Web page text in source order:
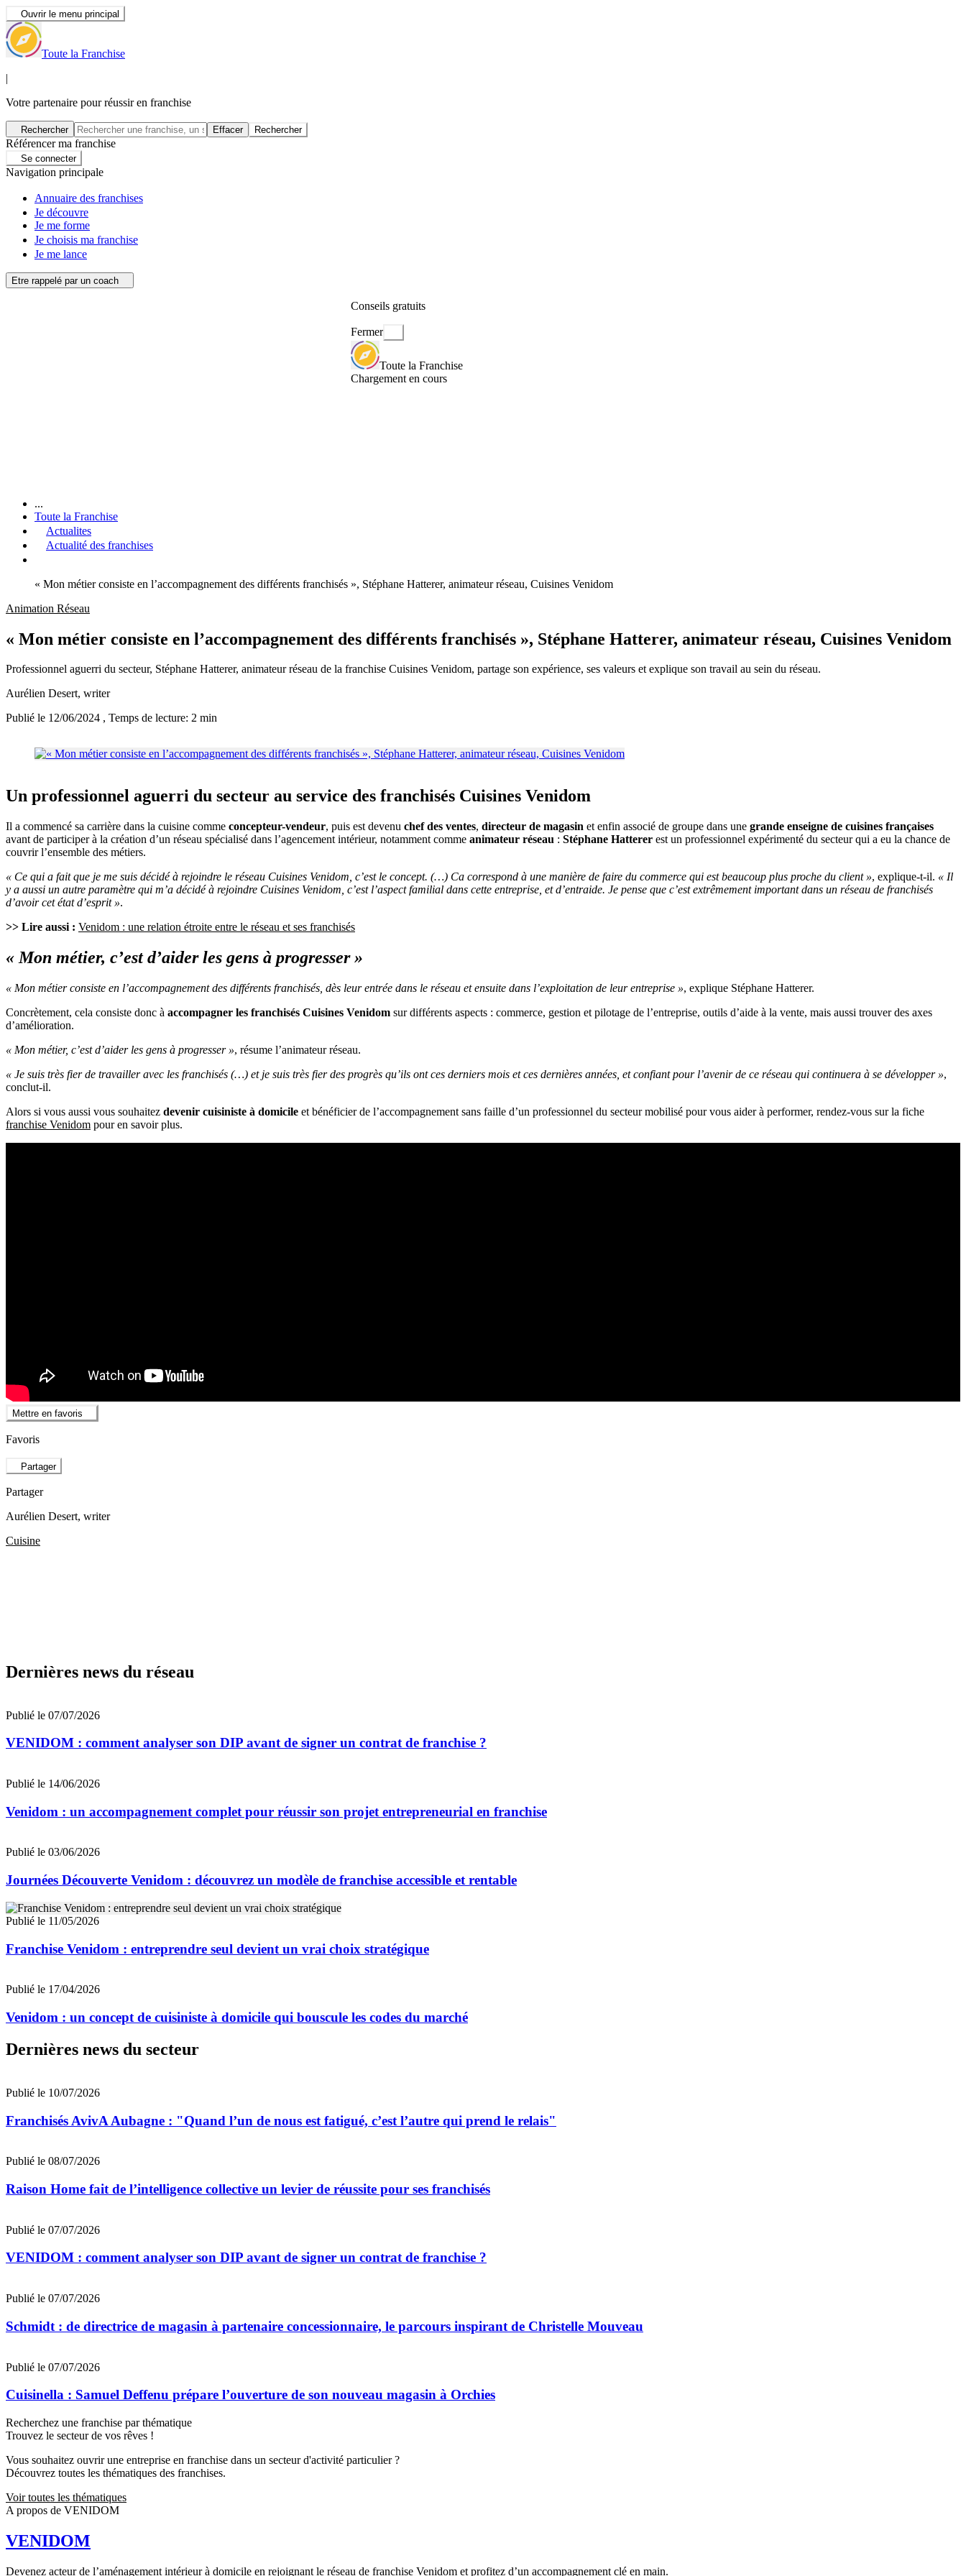
Ouvrir le menu principal
Toute la Franchise
|
Votre partenaire pour réussir en franchise
Rechercher Effacer Rechercher
Référencer ma franchise
Se connecter
Navigation principale
Annuaire des franchises
Je découvre
Je me forme
Je choisis ma franchise
Je me lance
Etre rappelé par un coach
Conseils gratuits
Fermer
Toute la Franchise
Chargement en cours
...
Toute la Franchise
Actualites
Actualité des franchises
« Mon métier consiste en l’accompagnement des différents franchisés », Stéphane Hatterer, animateur réseau, Cuisines Venidom
Animation Réseau
« Mon métier consiste en l’accompagnement des différents franchisés », Stéphane Hatterer, animateur réseau, Cuisines Venidom
Professionnel aguerri du secteur, Stéphane Hatterer, animateur réseau de la franchise Cuisines Venidom, partage son expérience, ses valeurs et explique son travail au sein du réseau.
Aurélien Desert, writer
Publié le 12/06/2024 , Temps de lecture: 2 min
Un professionnel aguerri du secteur au service des franchisés Cuisines Venidom
Il a commencé sa carrière dans la cuisine comme concepteur-vendeur, puis est devenu chef des ventes, directeur de magasin et enfin associé de groupe dans une grande enseigne de cuisines françaises
avant de participer à la création d’un réseau spécialisé dans l’agencement intérieur, notamment comme animateur réseau : Stéphane Hatterer est un professionnel expérimenté du secteur qui a eu la chance de
couvrir l’ensemble des métiers.
« Ce qui a fait que je me suis décidé à rejoindre le réseau Cuisines Venidom, c’est le concept. (…) Ca correspond à une manière de faire du commerce qui est beaucoup plus proche du client », explique-t-il. « Il
y a aussi un autre paramètre qui m’a décidé à rejoindre Cuisines Venidom, c’est l’aspect familial dans cette entreprise, et d’entraide. Je pense que c’est extrêmement important dans un réseau de franchisés
d’avoir cet état d’esprit ».
>> Lire aussi : Venidom : une relation étroite entre le réseau et ses franchisés
« Mon métier, c’est d’aider les gens à progresser »
« Mon métier consiste en l’accompagnement des différents franchisés, dès leur entrée dans le réseau et ensuite dans l’exploitation de leur entreprise », explique Stéphane Hatterer.
Concrètement, cela consiste donc à accompagner les franchisés Cuisines Venidom sur différents aspects : commerce, gestion et pilotage de l’entreprise, outils d’aide à la vente, mais aussi trouver des axes
d’amélioration.
« Mon métier, c’est d’aider les gens à progresser », résume l’animateur réseau.
« Je suis très fier de travailler avec les franchisés (…) et je suis très fier des progrès qu’ils ont ces derniers mois et ces dernières années, et confiant pour l’avenir de ce réseau qui continuera à se développer »,
conclut-il.
Alors si vous aussi vous souhaitez devenir cuisiniste à domicile et bénéficier de l’accompagnement sans faille d’un professionnel du secteur mobilisé pour vous aider à performer, rendez-vous sur la fiche
franchise Venidom pour en savoir plus.
Mettre en favoris
Favoris
Partager
Partager
Aurélien Desert, writer
Cuisine
Dernières news du réseau
Publié le 07/07/2026
VENIDOM : comment analyser son DIP avant de signer un contrat de franchise ?
Publié le 14/06/2026
Venidom : un accompagnement complet pour réussir son projet entrepreneurial en franchise
Publié le 03/06/2026
Journées Découverte Venidom : découvrez un modèle de franchise accessible et rentable
Publié le 11/05/2026
Franchise Venidom : entreprendre seul devient un vrai choix stratégique
Publié le 17/04/2026
Venidom : un concept de cuisiniste à domicile qui bouscule les codes du marché
Dernières news du secteur
Publié le 10/07/2026
Franchisés AvivA Aubagne : "Quand l’un de nous est fatigué, c’est l’autre qui prend le relais"
Publié le 08/07/2026
Raison Home fait de l’intelligence collective un levier de réussite pour ses franchisés
Publié le 07/07/2026
VENIDOM : comment analyser son DIP avant de signer un contrat de franchise ?
Publié le 07/07/2026
Schmidt : de directrice de magasin à partenaire concessionnaire, le parcours inspirant de Christelle Mouveau
Publié le 07/07/2026
Cuisinella : Samuel Deffenu prépare l’ouverture de son nouveau magasin à Orchies
Recherchez une franchise par thématique
Trouvez le secteur de vos rêves !
Vous souhaitez ouvrir une entreprise en franchise dans un secteur d'activité particulier ?
Découvrez toutes les thématiques des franchises.
Voir toutes les thématiques
A propos de VENIDOM
VENIDOM
Devenez acteur de l’aménagement intérieur à domicile en rejoignant le réseau de franchise Venidom et profitez d’un accompagnement clé en main.